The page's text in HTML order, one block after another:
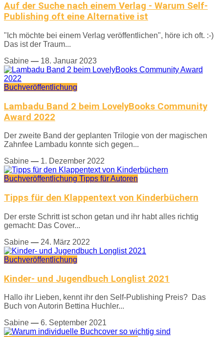
Auf der Suche nach einem Verlag - Warum Self-
Publishing oft eine Alternative ist
"Ich möchte bei einem Verlag veröffentlichen", höre ich oft. :-)
Das ist der Traum...
Sabine — 18. Januar 2023
Buchveröffentlichung
Lambadu Band 2 beim LovelyBooks Community
Award 2022
Der zweite Band der geplanten Trilogie von der magischen
Zahnfee Lambadu konnte sich gegen...
Sabine — 1. Dezember 2022
Buchveröffentlichung Tipps für Autoren
Tipps für den Klappentext von Kinderbüchern
Der erste Schritt ist schon getan und ihr habt alles richtig
gemacht: Das Cover...
Sabine — 24. März 2022
Buchveröffentlichung
Kinder- und Jugendbuch Longlist 2021
Hallo ihr Lieben, kennt ihr den Self-Publishing Preis? Das
Buch von Autorin Bettina Huchler...
Sabine — 6. September 2021